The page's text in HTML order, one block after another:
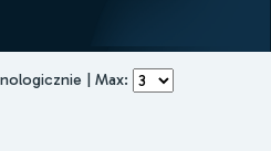
| Max: